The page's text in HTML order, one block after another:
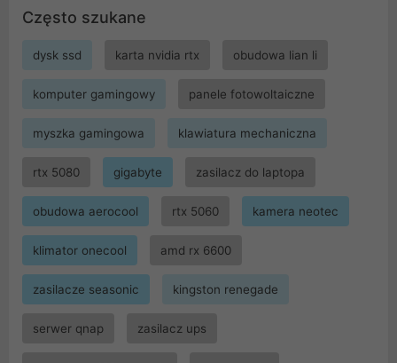
Często szukane
dysk ssd karta nvidia rtx obudowa lian li
komputer gamingowy panele fotowoltaiczne
myszka gamingowa klawiatura mechaniczna
rtx 5080 gigabyte zasilacz do laptopa
obudowa aerocool rtx 5060 kamera neotec
klimator onecool amd rx 6600
zasilacze seasonic kingston renegade
serwer qnap zasilacz ups